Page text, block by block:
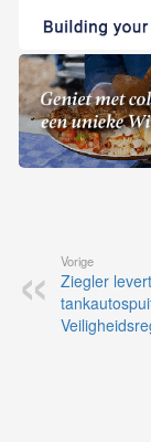
Vorige
Ziegler